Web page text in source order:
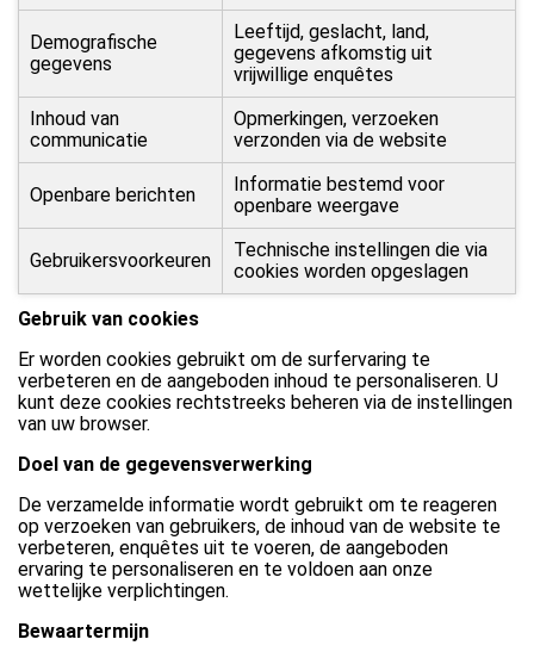
Demografische
gegevens
Leeftijd, geslacht, land,
gegevens afkomstig uit
vrijwillige enquêtes
Inhoud van
communicatie
Opmerkingen, verzoeken
verzonden via de website
Openbare berichten
Informatie bestemd voor
openbare weergave
Gebruikersvoorkeuren
Technische instellingen die via
cookies worden opgeslagen
Gebruik van cookies
Er worden cookies gebruikt om de surfervaring te
verbeteren en de aangeboden inhoud te personaliseren. U
kunt deze cookies rechtstreeks beheren via de instellingen
van uw browser.
Doel van de gegevensverwerking
De verzamelde informatie wordt gebruikt om te reageren
op verzoeken van gebruikers, de inhoud van de website te
verbeteren, enquêtes uit te voeren, de aangeboden
ervaring te personaliseren en te voldoen aan onze
wettelijke verplichtingen.
Bewaartermijn